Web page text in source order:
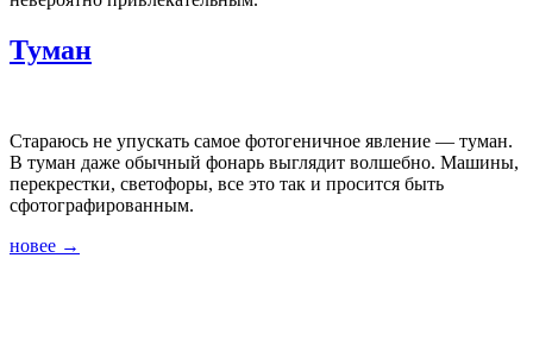
Туман
Стараюсь не упускать самое фотогеничное явление — туман.
В туман даже обычный фонарь выглядит волшебно. Машины,
перекрестки, светофоры, все это так и просится быть
сфотографированным.
новее →